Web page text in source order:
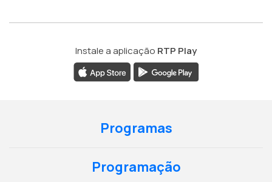
Instale a aplicação RTP Play
Programas
Programação